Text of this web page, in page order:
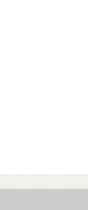
• USB 3.2 Gen2